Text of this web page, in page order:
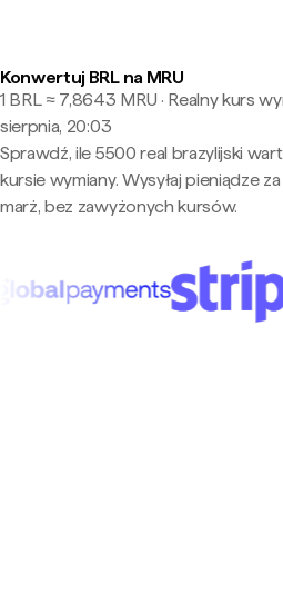
Konwertuj BRL na MRU
1 BRL ≈ 7,8643 MRU · Realny kurs
sierpnia, 20:03
Sprawdź, ile 5500 real brazylijski
kursie wymiany. Wysyłaj pieniądze
marż, bez zawyżonych kursów.